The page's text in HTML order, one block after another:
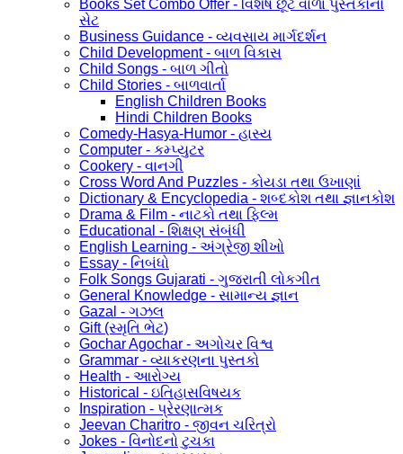
Books Set Combo Offer - વિશેષ છૂટ વાળા પુસ્તકોનો
સેટ
Business Guidance - વ્યવસાય માર્ગદર્શન
Child Development - બાળ વિકાસ
Child Songs - બાળ ગીતો
Child Stories - બાળવાર્તા
English Children Books
Hindi Children Books
Comedy-Hasya-Humor - હાસ્ય
Computer - કમ્પ્યુટર
Cookery - વાનગી
Cross Word And Puzzles - કોયડા તથા ઉખાણાં
Dictionary & Encyclopedia - શબ્દકોશ તથા જ્ઞાનકોશ
Drama & Film - નાટકો તથા ફિલ્મ
Educational - શિક્ષણ સંબંધી
English Learning - અંગ્રેજી શીખો
Essay - નિબંધો
Folk Songs Gujarati - ગુજરાતી લોકગીત
General Knowledge - સામાન્ય જ્ઞાન
Gazal - ગઝલ
Gift (સ્મૃતિ ભેટ)
Gochar Agochar - અગોચર વિશ્વ
Grammar - વ્યાકરણના પુસ્તકો
Health - આરોગ્ય
Historical - ઇતિહાસવિષયક
Inspiration - પ્રેરણાત્મક
Jeevan Charitro - જીવન ચરિત્રો
Jokes - વિનોદનો ટુચકા